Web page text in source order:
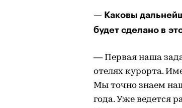
— Каковы
будет сделано в
— Первая наша
отелях курорта.
Мы точно знаем
года. Уже ведется